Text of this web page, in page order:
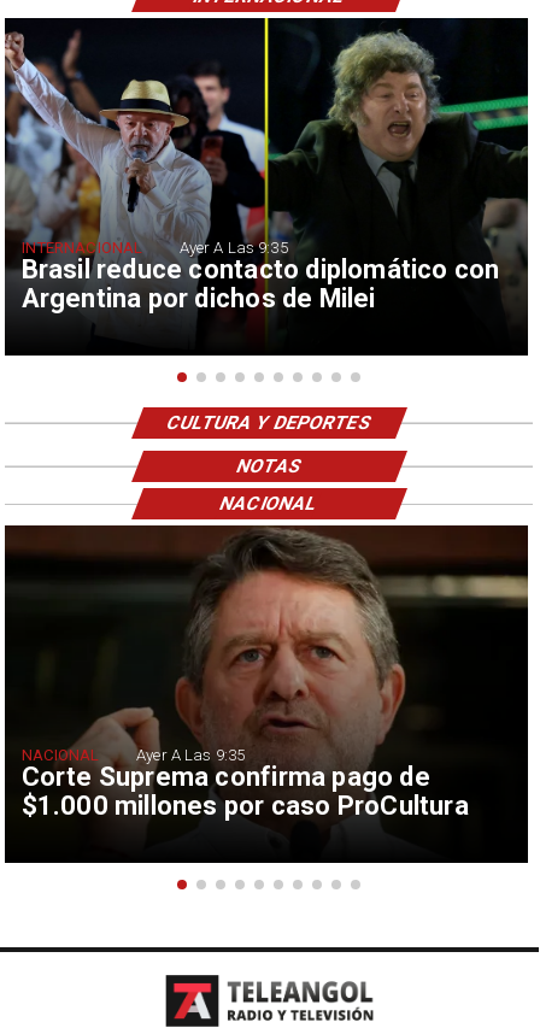
Brasil reduce contacto diplomático con
Argentina por dichos de Milei
INTERNACIONAL Ayer A Las 9:35
CULTURA Y DEPORTES
NOTAS
Corte Suprema confirma pago de
$1.000 millones por caso ProCultura
NACIONAL Ayer A Las 9:35
NACIONAL